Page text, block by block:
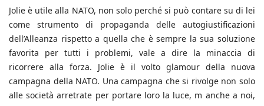
Jolie è utile alla NATO, non solo perché si può contare su di lei
come strumento di propaganda delle autogiustificazioni
dell’Alleanza rispetto a quella che è sempre la sua soluzione
favorita per tutti i problemi, vale a dire la minaccia di
ricorrere alla forza. Jolie è il volto glamour della nuova
campagna della NATO. Una campagna che si rivolge non solo
alle società arretrate per portare loro la luce, m anche a noi,